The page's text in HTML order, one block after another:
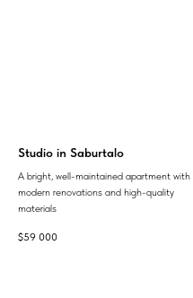
Studio in Saburtalo
A bright, well-maintained apartment with
modern renovations and high-quality
materials
$59 000